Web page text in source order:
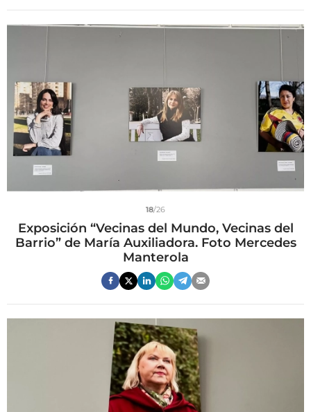
18/26
Exposición “Vecinas del Mundo, Vecinas del
Barrio” de María Auxiliadora. Foto Mercedes
Manterola